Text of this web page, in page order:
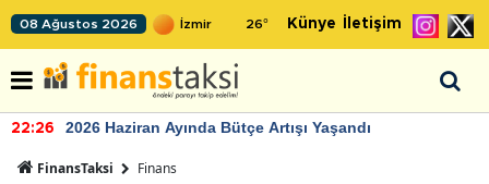
08 Ağustos 2026 26° Künye İletişim
22:26 2026 Haziran Ayında Bütçe Artışı Yaşandı
FinansTaksi Finans